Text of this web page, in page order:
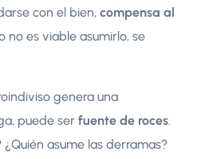
con el bien,compensa al
no es viable asumirlo, se
genera una
puede serfuente de roces.
asume las derramas?